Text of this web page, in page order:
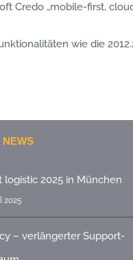
Credo „mobile-first,
wie die
NEWS
logistic 2025 in München
2025
– verlängerter Support-